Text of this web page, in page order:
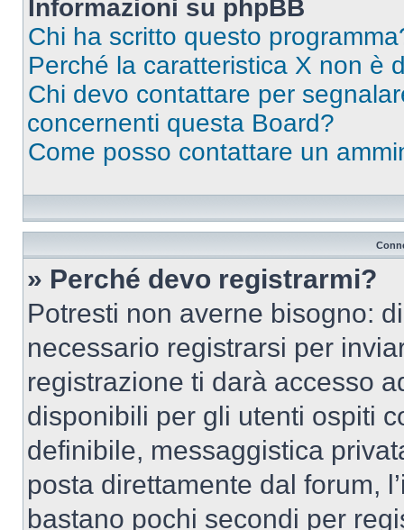
Informazioni su phpBB
Chi ha scritto questo
Perché la caratteristica X non è
Chi devo contattare per
concernenti questa Board?
Come posso contattare un
» Perché devo registrarmi?
Potresti non averne bisogno:
necessario registrarsi per
registrazione ti darà accesso
disponibili per gli utenti ospiti
definibile, messaggistica
posta direttamente dal forum,
bastano pochi secondi per